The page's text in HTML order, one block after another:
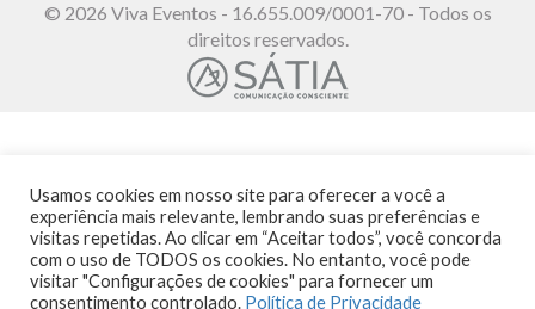
© 2026 Viva Eventos - 16.655.009/0001-70 - Todos os
direitos reservados.
Usamos cookies em nosso site para oferecer a você a
experiência mais relevante, lembrando suas preferências e
visitas repetidas. Ao clicar em “Aceitar todos”, você concorda
com o uso de TODOS os cookies. No entanto, você pode
visitar "Configurações de cookies" para fornecer um
consentimento controlado. Política de Privacidade